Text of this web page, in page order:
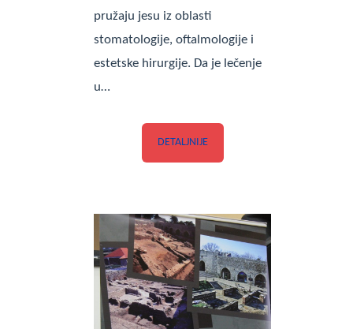
pružaju jesu iz oblasti
stomatologije, oftalmologije i
estetske hirurgije. Da je lečenje
u…
DETALJNIJE